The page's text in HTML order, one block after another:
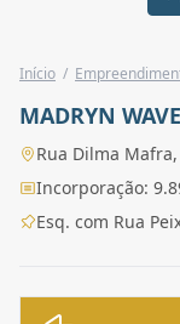
Início /
MADRYN
Rua Dilma
Incorporação:
Esq. com Rua